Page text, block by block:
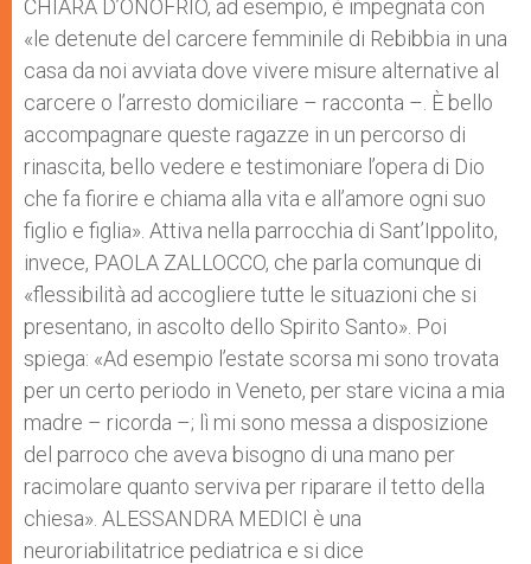
CHIARA D’ONOFRIO, ad esempio, è impegnata con
«le detenute del carcere femminile di Rebibbia in una
casa da noi avviata dove vivere misure alternative al
carcere o l’arresto domiciliare – racconta –. È bello
accompagnare queste ragazze in un percorso di
rinascita, bello vedere e testimoniare l’opera di Dio
che fa fiorire e chiama alla vita e all’amore ogni suo
figlio e figlia». Attiva nella parrocchia di Sant’Ippolito,
invece, PAOLA ZALLOCCO, che parla comunque di
«flessibilità ad accogliere tutte le situazioni che si
presentano, in ascolto dello Spirito Santo». Poi
spiega: «Ad esempio l’estate scorsa mi sono trovata
per un certo periodo in Veneto, per stare vicina a mia
madre – ricorda –; lì mi sono messa a disposizione
del parroco che aveva bisogno di una mano per
racimolare quanto serviva per riparare il tetto della
chiesa». ALESSANDRA MEDICI è una
neuroriabilitatrice pediatrica e si dice